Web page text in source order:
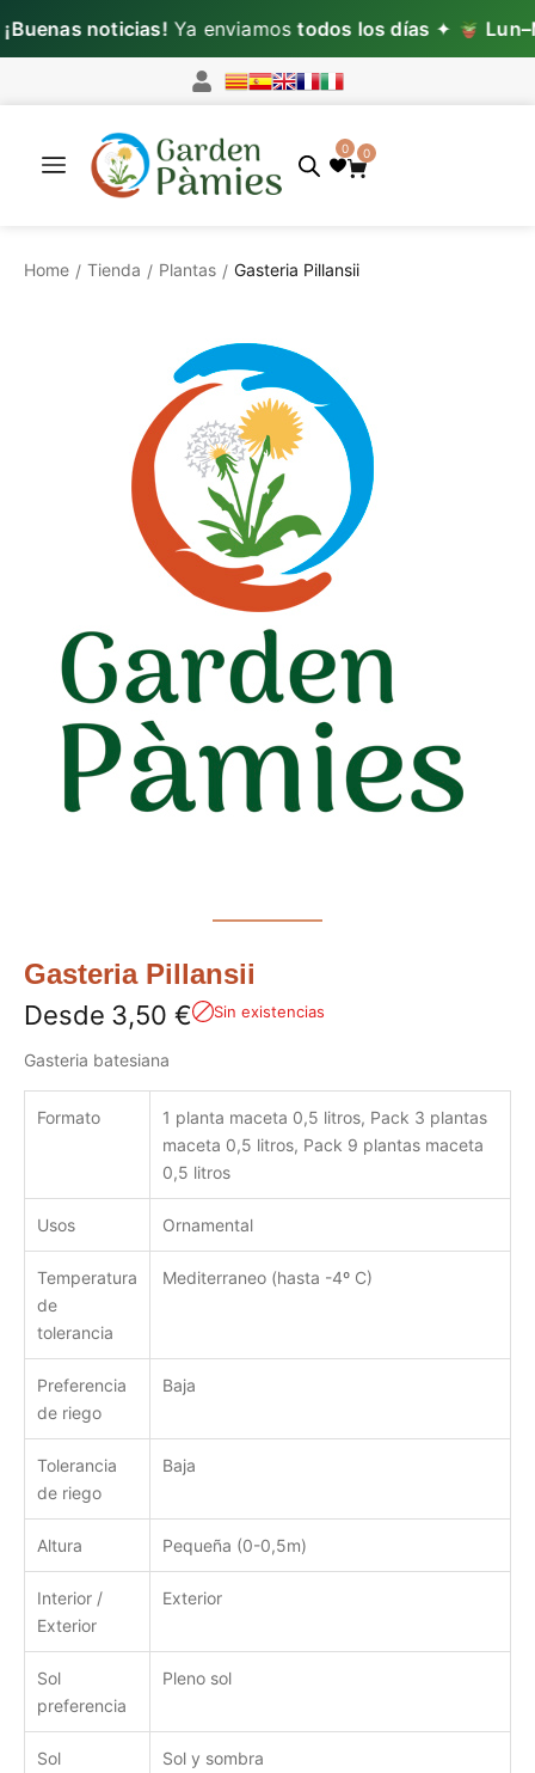
noticias!Ya enviamostodos los días✦
0 0
Home / Tienda / Plantas / Gasteria Pillansii
Gasteria Pillansii
Desde 3,50 € Sin existencias
Gasteria batesiana
Formato
1 planta maceta 0,5 litros, Pack 3 plantas
maceta 0,5 litros, Pack 9 plantas maceta
0,5 litros
Usos Ornamental
Temperatura
de
tolerancia
Mediterraneo (hasta -4º C)
Preferencia
de riego
Baja
Tolerancia
de riego
Baja
Altura Pequeña (0-0,5m)
Interior /
Exterior
Exterior
Sol
preferencia
Pleno sol
Sol
Sol y sombra